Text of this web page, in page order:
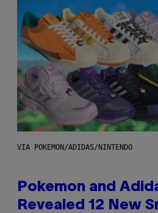
VIA POKEMON/ADIDAS/NINTENDO
Pokemon and
Revealed 12 New